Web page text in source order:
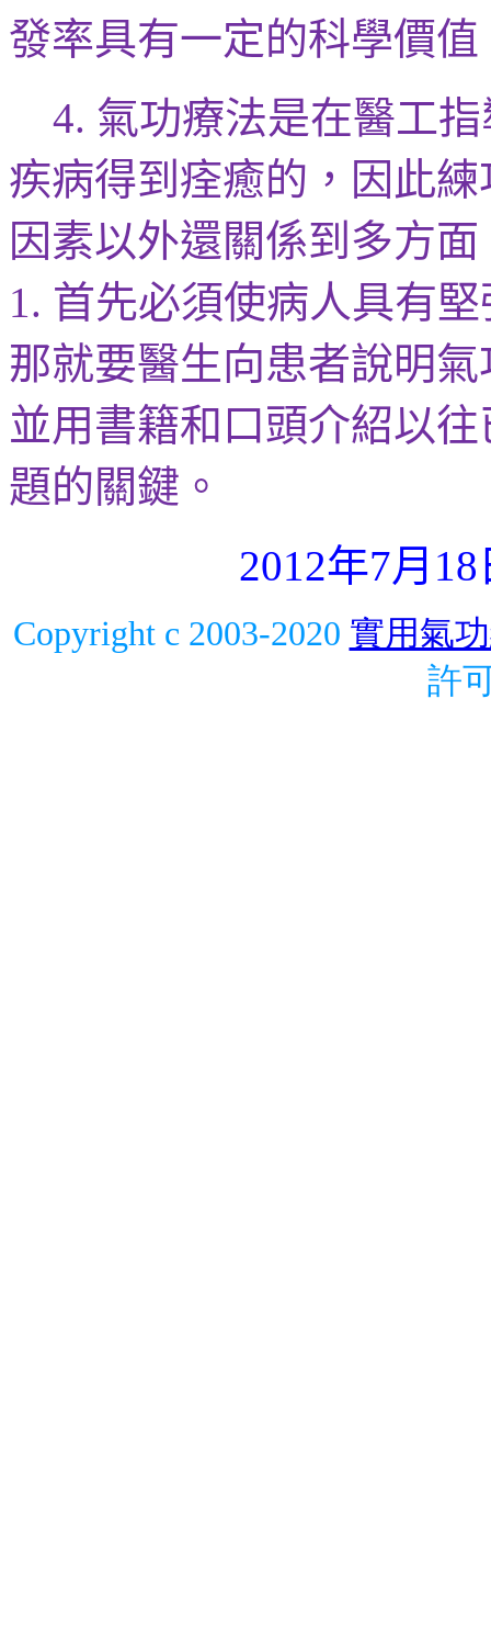
發率具有一定的科學價值
4. 氣功療法是在醫工
疾病得到痊癒的，因此
因素以外還關係到多方
1. 首先必須使病人具有
那就要醫生向患者說明
並用書籍和口頭介紹以
題的關鍵。
2012年7月 18
Copyright c 2003-2020 實用氣
許